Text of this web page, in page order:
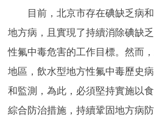
目前，北京市存在碘缺乏病和
地方病，且實現了持續消除碘缺
性氟中毒危害的工作目標。然而
地區，飲水型地方性氟中毒歷史
和監測，為此，必須堅持實施以
綜合防治措施，持續鞏固地方病防